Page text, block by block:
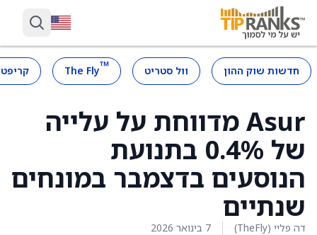
חדשות שוק ההון וול סטריט ™
The Fly
Asur מדווחת על עלייה
של 0.4% בתנועת
הנוסעים בדצמבר במונחים
שנתיים
דה פליי (TheFly) 7 בינואר 2026